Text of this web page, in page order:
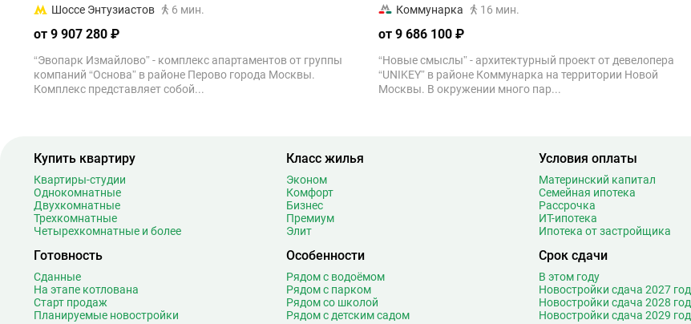
Шоссе Энтузиастов
6 мин.
от 9 907 280 ₽
“Эвопарк Измайлово” - комплекс апартаментов от группы
компаний “Основа” в районе Перово города Москвы.
Комплекс представляет собой...
Коммунарка
16 мин.
от 9 686 100 ₽
“Новые смыслы” - архитектурный проект от девелопера
“UNIKEY” в районе Коммунарка на территории Новой
Москвы. В окружении много пар...
Купить квартиру
Квартиры-студии
Однокомнатные
Двухкомнатные
Трехкомнатные
Четырехкомнатные и более
Готовность
Сданные
На этапе котлована
Старт продаж
Планируемые новостройки
Класс жилья
Эконом
Комфорт
Бизнес
Премиум
Элит
Особенности
Рядом с водоёмом
Рядом с парком
Рядом со школой
Рядом с детским садом
Условия оплаты
Материнский капитал
Семейная ипотека
Рассрочка
ИТ-ипотека
Ипотека от застройщика
Срок сдачи
В этом году
Новостройки сдача 2027 год
Новостройки сдача 2028 год
Новостройки сдача 2029 год